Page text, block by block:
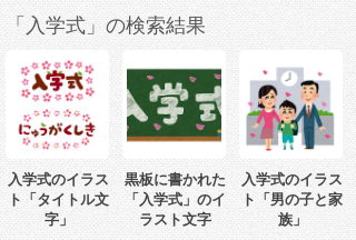
「入学式」の検索結果
入学式のイラス
ト「タイトル文
字」
黒板に書かれた
「入学式」のイ
ラスト文字
入学式のイラス
ト「男の子と家
族」